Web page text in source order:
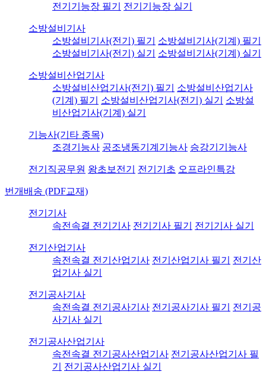
전기기능장 필기
전기기능장 실기
소방설비기사
소방설비기사(전기) 필기
소방설비기사(기계) 필기
소방설비기사(전기) 실기
소방설비기사(기계) 실기
소방설비산업기사
소방설비산업기사(전기) 필기
소방설비산업기사
(기계) 필기
소방설비산업기사(전기) 실기
소방설
비산업기사(기계) 실기
기능사(기타 종목)
조경기능사 공조냉동기계기능사 승강기기능사
전기직공무원 왕초보전기 전기기초 오프라인특강
번개배송 (PDF교재)
전기기사
속전속결 전기기사 전기기사 필기 전기기사 실기
전기산업기사
속전속결 전기산업기사 전기산업기사 필기
전기산
업기사 실기
전기공사기사
속전속결 전기공사기사 전기공사기사 필기
전기공
사기사 실기
전기공사산업기사
속전속결 전기공사산업기사 전기공사산업기사 필
기
전기공사산업기사 실기